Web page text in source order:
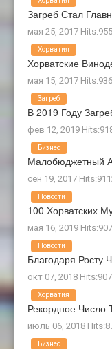
Загреб Стал
мая 25, 2017
Хорватские
мая 15, 2017
Хорватия
В 2019 Году
фев 12, 2019
Загреб
Малобюджетный
сен 19, 2017
Бизнес
100 Хорватских
мая 16, 2019
Новости
Благодаря Росту
окт 07, 2018
Новости
Рекордное Число
июль 06, 2018
Хорватия
Бизнес